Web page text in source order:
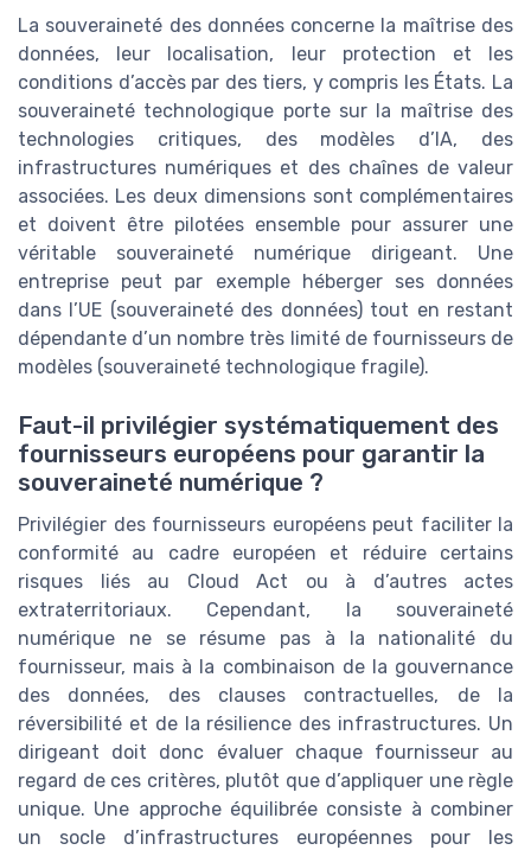
La souveraineté des données concerne la maîtrise des
données, leur localisation, leur protection et les
conditions d’accès par des tiers, y compris les États. La
souveraineté technologique porte sur la maîtrise des
technologies critiques, des modèles d’IA, des
infrastructures numériques et des chaînes de valeur
associées. Les deux dimensions sont complémentaires
et doivent être pilotées ensemble pour assurer une
véritable souveraineté numérique dirigeant. Une
entreprise peut par exemple héberger ses données
dans l’UE (souveraineté des données) tout en restant
dépendante d’un nombre très limité de fournisseurs de
modèles (souveraineté technologique fragile).
Faut-il privilégier systématiquement des
fournisseurs européens pour garantir la
souveraineté numérique ?
Privilégier des fournisseurs européens peut faciliter la
conformité au cadre européen et réduire certains
risques liés au Cloud Act ou à d’autres actes
extraterritoriaux. Cependant, la souveraineté
numérique ne se résume pas à la nationalité du
fournisseur, mais à la combinaison de la gouvernance
des données, des clauses contractuelles, de la
réversibilité et de la résilience des infrastructures. Un
dirigeant doit donc évaluer chaque fournisseur au
regard de ces critères, plutôt que d’appliquer une règle
unique. Une approche équilibrée consiste à combiner
un socle d’infrastructures européennes pour les